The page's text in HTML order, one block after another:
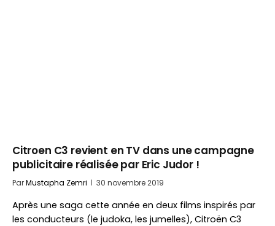
Citroen C3 revient en TV dans une campagne
publicitaire réalisée par Eric Judor !
ParMustapha Zemri 30 novembre 2019
Après une saga cette année en deux films inspirés par
les conducteurs (le judoka, les jumelles), Citroën C3